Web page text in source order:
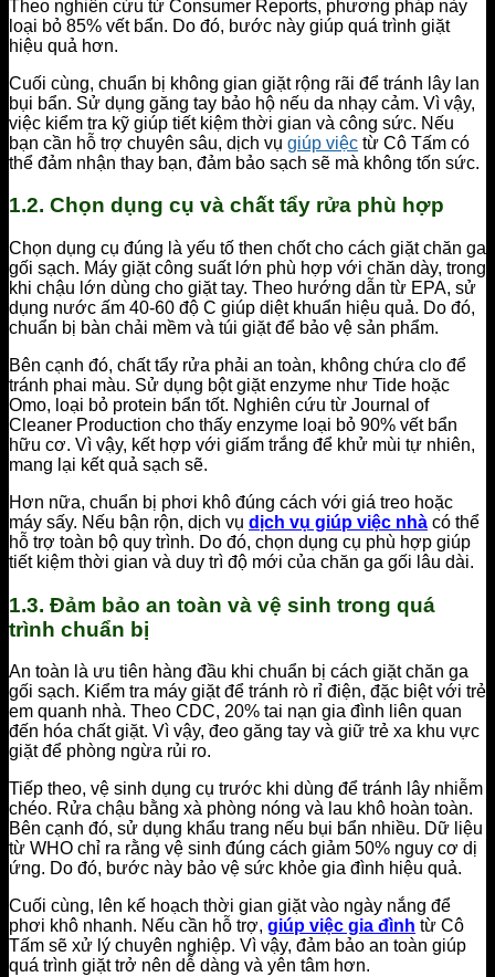
Theo nghiên cứu từ Consumer Reports, phương pháp này
loại bỏ 85% vết bẩn. Do đó, bước này giúp quá trình giặt
hiệu quả hơn.
Cuối cùng, chuẩn bị không gian giặt rộng rãi để tránh lây lan
bụi bẩn. Sử dụng găng tay bảo hộ nếu da nhạy cảm. Vì vậy,
việc kiểm tra kỹ giúp tiết kiệm thời gian và công sức. Nếu
bạn cần hỗ trợ chuyên sâu, dịch vụ giúp việc từ Cô Tấm có
thể đảm nhận thay bạn, đảm bảo sạch sẽ mà không tốn sức.
1.2. Chọn dụng cụ và chất tẩy rửa phù hợp
Chọn dụng cụ đúng là yếu tố then chốt cho cách giặt chăn ga
gối sạch. Máy giặt công suất lớn phù hợp với chăn dày, trong
khi chậu lớn dùng cho giặt tay. Theo hướng dẫn từ EPA, sử
dụng nước ấm 40-60 độ C giúp diệt khuẩn hiệu quả. Do đó,
chuẩn bị bàn chải mềm và túi giặt để bảo vệ sản phẩm.
Bên cạnh đó, chất tẩy rửa phải an toàn, không chứa clo để
tránh phai màu. Sử dụng bột giặt enzyme như Tide hoặc
Omo, loại bỏ protein bẩn tốt. Nghiên cứu từ Journal of
Cleaner Production cho thấy enzyme loại bỏ 90% vết bẩn
hữu cơ. Vì vậy, kết hợp với giấm trắng để khử mùi tự nhiên,
mang lại kết quả sạch sẽ.
Hơn nữa, chuẩn bị phơi khô đúng cách với giá treo hoặc
máy sấy. Nếu bận rộn, dịch vụ dịch vụ giúp việc nhà có thể
hỗ trợ toàn bộ quy trình. Do đó, chọn dụng cụ phù hợp giúp
tiết kiệm thời gian và duy trì độ mới của chăn ga gối lâu dài.
1.3. Đảm bảo an toàn và vệ sinh trong quá
trình chuẩn bị
An toàn là ưu tiên hàng đầu khi chuẩn bị cách giặt chăn ga
gối sạch. Kiểm tra máy giặt để tránh rò rỉ điện, đặc biệt với trẻ
em quanh nhà. Theo CDC, 20% tai nạn gia đình liên quan
đến hóa chất giặt. Vì vậy, đeo găng tay và giữ trẻ xa khu vực
giặt để phòng ngừa rủi ro.
Tiếp theo, vệ sinh dụng cụ trước khi dùng để tránh lây nhiễm
chéo. Rửa chậu bằng xà phòng nóng và lau khô hoàn toàn.
Bên cạnh đó, sử dụng khẩu trang nếu bụi bẩn nhiều. Dữ liệu
từ WHO chỉ ra rằng vệ sinh đúng cách giảm 50% nguy cơ dị
ứng. Do đó, bước này bảo vệ sức khỏe gia đình hiệu quả.
Cuối cùng, lên kế hoạch thời gian giặt vào ngày nắng để
phơi khô nhanh. Nếu cần hỗ trợ, giúp việc gia đình từ Cô
Tấm sẽ xử lý chuyên nghiệp. Vì vậy, đảm bảo an toàn giúp
quá trình giặt trở nên dễ dàng và yên tâm hơn.